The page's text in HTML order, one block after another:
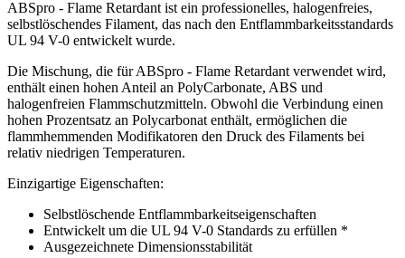
ABSpro - Flame Retardant ist ein professionelles, halogenfreies,
selbstlöschendes Filament, das nach den Entflammbarkeitsstandards
UL 94 V-0 entwickelt wurde.
Die Mischung, die für ABSpro - Flame Retardant verwendet wird,
enthält einen hohen Anteil an PolyCarbonate, ABS und
halogenfreien Flammschutzmitteln. Obwohl die Verbindung einen
hohen Prozentsatz an Polycarbonat enthält, ermöglichen die
flammhemmenden Modifikatoren den Druck des Filaments bei
relativ niedrigen Temperaturen.
Einzigartige Eigenschaften:
Selbstlöschende Entflammbarkeitseigenschaften
Entwickelt um die UL 94 V-0 Standards zu erfüllen *
Ausgezeichnete Dimensionsstabilität